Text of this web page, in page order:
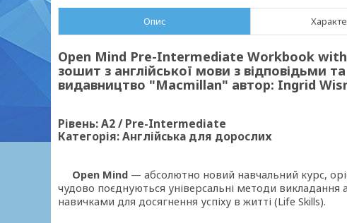
Опис
Open Mind Pre-Intermediate Workbook
зошит з англійської мови з відповідьми
видавництво "Macmillan" автор: Ingrid
Рівень: A2 / Pre-Intermediate
Категорія: Англійська для дорослих
Open Mind — абсолютно новий навчальний курс,
чудово поєднуються універсальні методи викладання
навичками для досягнення успіху в житті (Life Skills).